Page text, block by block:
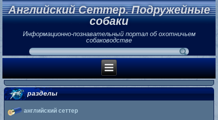
Английский Сеттер. Подружейные
собаки
Информационно-познавательный портал об охотничьем
собаководстве
разделы
английский сеттер